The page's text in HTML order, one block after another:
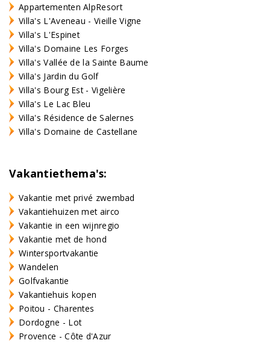
Appartementen AlpResort
Villa's L'Aveneau - Vieille Vigne
Villa's L'Espinet
Villa's Domaine Les Forges
Villa's Vallée de la Sainte Baume
Villa's Jardin du Golf
Villa's Bourg Est - Vigelière
Villa's Le Lac Bleu
Villa's Résidence de Salernes
Villa's Domaine de Castellane
Vakantiethema's:
Vakantie met privé zwembad
Vakantiehuizen met airco
Vakantie in een wijnregio
Vakantie met de hond
Wintersportvakantie
Wandelen
Golfvakantie
Vakantiehuis kopen
Poitou - Charentes
Dordogne - Lot
Provence - Côte d'Azur